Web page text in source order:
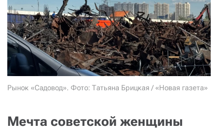
Рынок «Садовод». Фото: Татьяна Брицкая / «Новая газета»
Мечта советской женщины
Если у вас есть вопросы, пишите donate@novayagazeta.ruили
звоните:
+7 (929) 612-03-68